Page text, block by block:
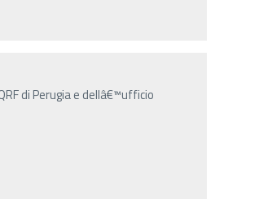
di Perugia e dellâ€™ufficio